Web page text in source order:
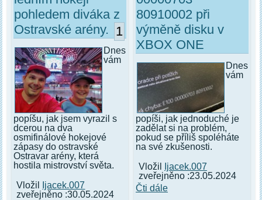
pohledem diváka z
Ostravské arény. 1
Dnes
vám
popíšu, jak jsem vyrazil s
dcerou na dva
osmifinálové hokejové
zápasy do ostravské
Ostravar arény, která
hostila mistrovství světa.
Vložil
Ijacek.007
zveřejněno :30.05.2024
80910002 při
výměně disku v
XBOX ONE
Dnes
vám
popíši, jak jednoduché je
zadělat si na problém,
pokud se příliš spoléháte
na své zkušenosti.
Vložil
Ijacek.007
zveřejněno :23.05.2024
Čti dále